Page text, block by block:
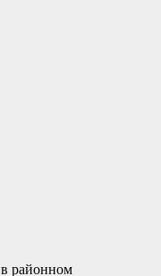
районном